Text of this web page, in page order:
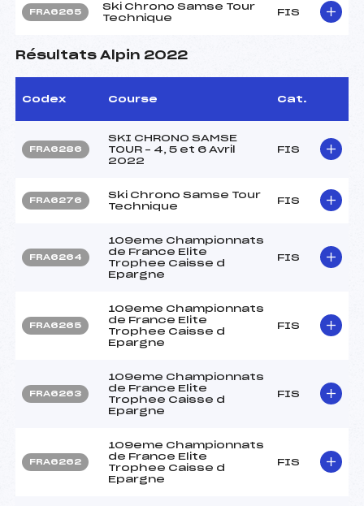
FRA6265
Ski Chrono Samse Tour
Technique
FIS
Résultats Alpin 2022
Codex Course Cat.
FRA6286
SKI CHRONO SAMSE
TOUR – 4, 5 et 6 Avril
2022
FIS
FRA6276
Ski Chrono Samse Tour
Technique
FIS
FRA6264
109eme Championnats
de France Elite
Trophee Caisse d
Epargne
FIS
FRA6265
109eme Championnats
de France Elite
Trophee Caisse d
Epargne
FIS
FRA6263
109eme Championnats
de France Elite
Trophee Caisse d
Epargne
FIS
FRA6262
109eme Championnats
de France Elite
Trophee Caisse d
Epargne
FIS